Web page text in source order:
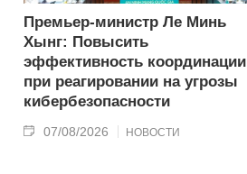
Премьер-министр Ле Минь
Хынг: Повысить
эффективность координации
при реагировании на угрозы
кибербезопасности
07/08/2026 НОВОСТИ